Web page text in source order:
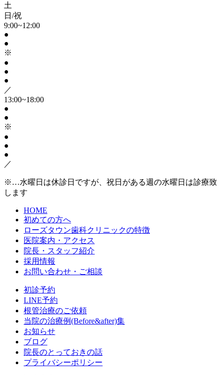
土
日/祝
9:00~12:00
●
●
※
●
●
●
／
13:00~18:00
●
●
※
●
●
●
／
※…水曜日は休診日ですが、祝日がある週の水曜日は診療致
します
HOME
初めての方へ
ローズタウン歯科クリニックの特徴
医院案内・アクセス
院長・スタッフ紹介
採用情報
お問い合わせ・ご相談
初診予約
LINE予約
根管治療のご依頼
当院の治療例(Before&after)集
お知らせ
ブログ
院長のとっておきの話
プライバシーポリシー